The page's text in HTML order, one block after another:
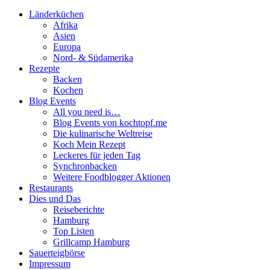
Länderküchen
Afrika
Asien
Europa
Nord- & Südamerika
Rezepte
Backen
Kochen
Blog Events
All you need is…
Blog Events von kochtopf.me
Die kulinarische Weltreise
Koch Mein Rezept
Leckeres für jeden Tag
Synchronbacken
Weitere Foodblogger Aktionen
Restaurants
Dies und Das
Reiseberichte
Hamburg
Top Listen
Grillcamp Hamburg
Sauerteigbörse
Impressum